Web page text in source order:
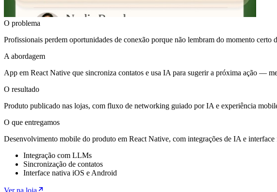
O problema
Profissionais perdem oportunidades de conexão porque não lembram do momento certo
A abordagem
App em React Native que sincroniza contatos e usa IA para sugerir a próxima ação —
O resultado
Produto publicado nas lojas, com fluxo de networking guiado por IA e experiência
O que entregamos
Desenvolvimento mobile do produto em React Native, com integrações de IA e interface
Integração com LLMs
Sincronização de contatos
Interface nativa iOS e Android